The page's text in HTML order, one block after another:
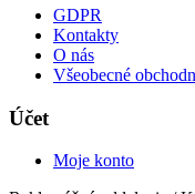
GDPR
Kontakty
O nás
Všeobecné
Účet
Moje konto